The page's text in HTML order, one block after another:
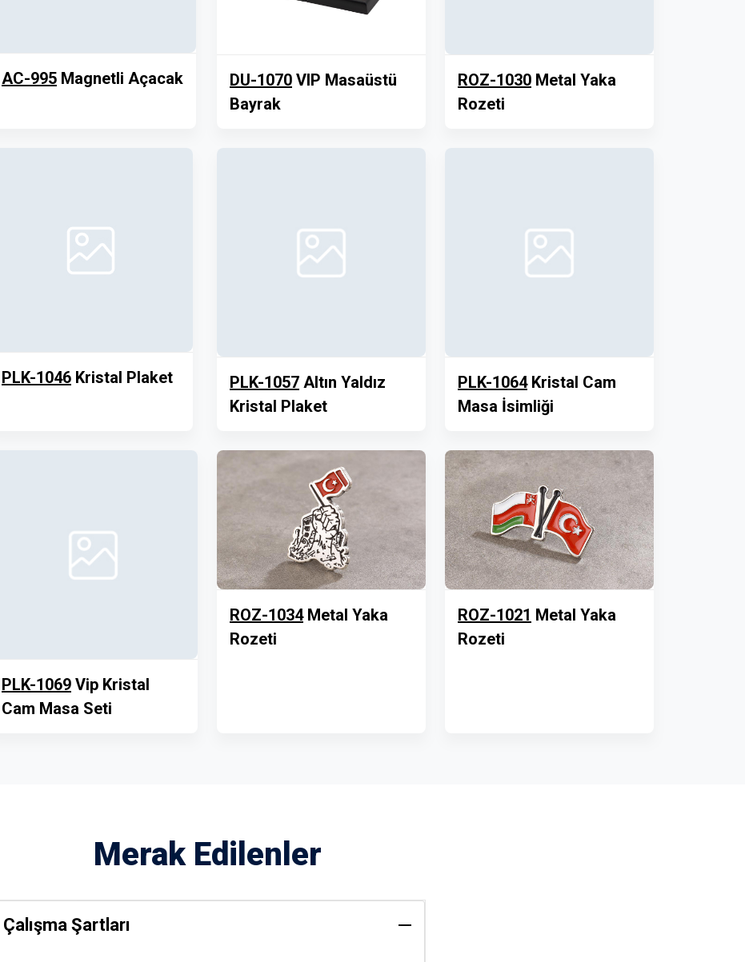
AC-995 Magnetli Açacak DU-1070 VIP Masaüstü
Bayrak
ROZ-1030 Metal Yaka
Rozeti
PLK-1046 Kristal Plaket PLK-1057 Altın Yaldız
Kristal Plaket
PLK-1064Kristal Cam
Masa İsimliği
PLK-1069 Vip Kristal
Cam Masa Seti
ROZ-1034Metal Yaka
Rozeti
ROZ-1021 Metal Yaka
Rozeti
Merak Edilenler
Çalışma Şartları